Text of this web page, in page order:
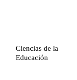
Ciencias de la
Educación